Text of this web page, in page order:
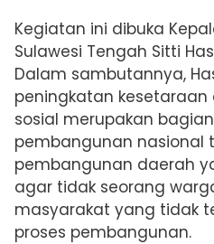
Kegiatan ini dibuka
Sulawesi Tengah Sitti
Dalam sambutannya,
peningkatan
sosial merupakan
pembangunan nasional
pembangunan daerah
agar tidak seorang
masyarakat yang tidak
proses pembangunan.